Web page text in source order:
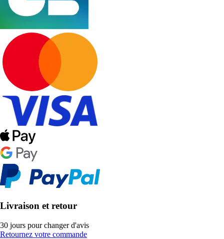
Livraison et retour
30 jours pour changer d'avis
Retournez votre commande